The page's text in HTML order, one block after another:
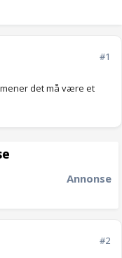
#1
det må være et
Annonse
#2